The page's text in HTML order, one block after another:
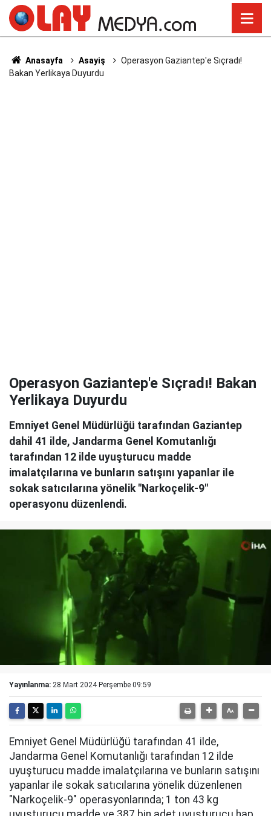
Anasayfa Asayiş
Operasyon Gaziantep'e Sıçradı!
Bakan Yerlikaya Duyurdu
Operasyon Gaziantep'e Sıçradı! Bakan
Yerlikaya Duyurdu
Emniyet Genel Müdürlüğü tarafından Gaziantep
dahil 41 ilde, Jandarma Genel Komutanlığı
tarafından 12 ilde uyuşturucu madde
imalatçılarına ve bunların satışını yapanlar ile
sokak satıcılarına yönelik "Narkoçelik-9"
operasyonu düzenlendi.
Yayınlanma: 28 Mart 2024 Perşembe 09:59
Emniyet Genel Müdürlüğü tarafından 41 ilde,
Jandarma Genel Komutanlığı tarafından 12 ilde
uyuşturucu madde imalatçılarına ve bunların satışını
yapanlar ile sokak satıcılarına yönelik düzenlenen
"Narkoçelik-9" operasyonlarında; 1 ton 43 kg